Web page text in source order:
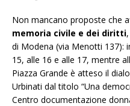
Non mancano proposte che
memoria civile e dei diritti
di Modena (via Menotti 137):
15, alle 16 e alle 17, mentre
Piazza Grande è atteso il
Urbinati dal titolo “Una
Centro documentazione